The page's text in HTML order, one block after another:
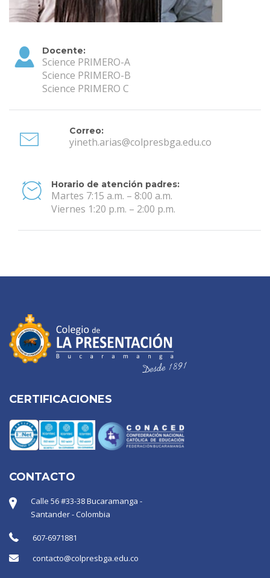
Docente:
Science PRIMERO-A
Science PRIMERO-B
Science PRIMERO C
Correo:
yineth.arias@colpresbga.edu.co
Horario de atención padres:
Martes 7:15 a.m. – 8:00 a.m.
Viernes 1:20 p.m. – 2:00 p.m.
CERTIFICACIONES
CONTACTO
Calle 56 #33-38 Bucaramanga -
Santander - Colombia
607-6971881
contacto@colpresbga.edu.co